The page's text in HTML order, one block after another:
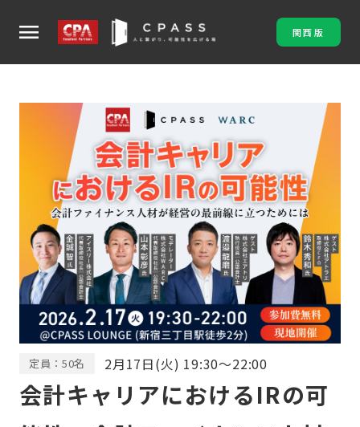
menu 関西版
定員：50名 2月17日(火) 19:30～22:00
会計キャリアにおけるIRの可